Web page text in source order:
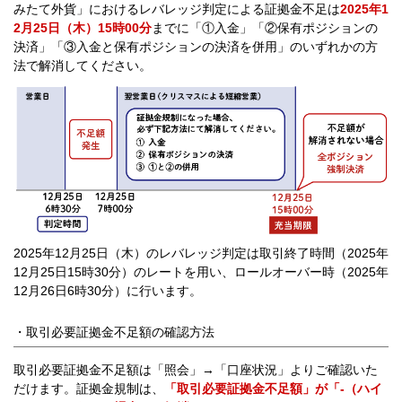
みたて外貨」におけるレバレッジ判定による証拠金不足は2025年1
2月25日（木）15時00分までに「①入金」「②保有ポジションの
決済」「③入金と保有ポジションの決済を併用」のいずれかの方
法で解消してください。
2025年12月25日（木）のレバレッジ判定は取引終了時間（2025年
12月25日15時30分）のレートを用い、ロールオーバー時（2025年
12月26日6時30分）に行います。
・取引必要証拠金不足額の確認方法
取引必要証拠金不足額は「照会」→「口座状況」よりご確認いた
だけます。証拠金規制は、
「取引必要証拠金不足額」が「-（ハイ